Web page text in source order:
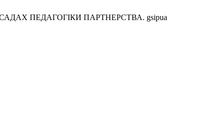
ПЕДАГОГІКИ ПАРТНЕРСТВА. gsipua